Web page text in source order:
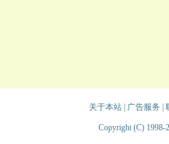
关于本站| 广告服务
Copyright (C) 1998-